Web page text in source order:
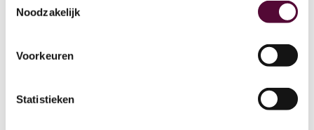
Noodzakelijk
Voorkeuren
Statistieken
Bekijk het hier!